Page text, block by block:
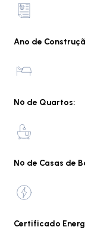
Ano de
Nº de Quartos:
Nº de Casas de
Certificado